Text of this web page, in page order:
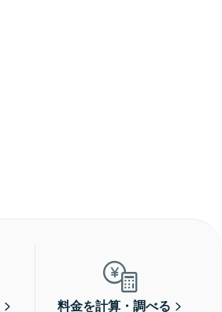
料金を計算・調べる